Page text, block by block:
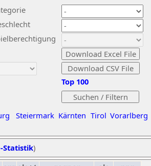
Steiermark Kärnten Tirol Vorarlberg
Top 100
Statistik)